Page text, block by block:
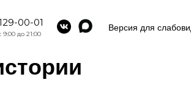
Версия для
00-01
до 21:00